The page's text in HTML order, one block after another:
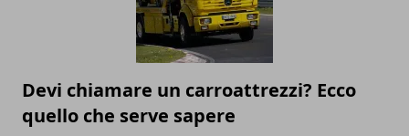
Devi chiamare un carroattrezzi? Ecco
quello che serve sapere